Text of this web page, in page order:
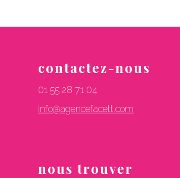
contactez-nous
01 55 28 71 04
info@agencefacett.com
nous trouver